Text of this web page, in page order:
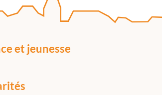
et jeunesse